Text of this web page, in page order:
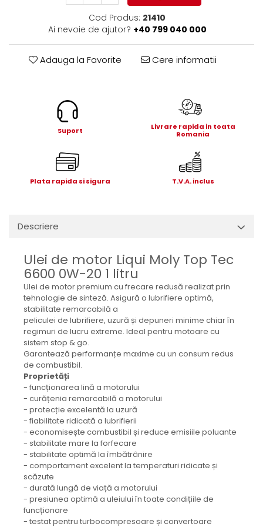
hidraulice
Bolturi, role si bucse
Hidraulica
Mecanica
Electropompa si motoare
electrice
Burdufuri si cilindri hidraulici
Role, bucsi si bolturi
BEHRENS
Bolturi - role - bucse
Burdufe si cilindri
Mecanice
Electrice
Hidraulice
Motoare electrice si pompe
SÖRENSEN
Mecanice
Electrice
Hidraulice
Cilindri hidraulici si burdufe
Cod Produs: 21410
Ai nevoie de ajutor? +40 799 040 000
Adauga la Favorite Cere informatii
Suport
Livrare rapida in toata
Romania
Plata rapida si sigura T.V.A. inclus
Descriere
Ulei de motor Liqui Moly Top Tec
6600 0W-20 1 litru
Ulei de motor premium cu frecare redusă realizat prin
tehnologie de sinteză. Asigură o lubrifiere optimă,
stabilitate remarcabilă a
peliculei de lubrifiere, uzură și depuneri minime chiar în
regimuri de lucru extreme. Ideal pentru motoare cu
sistem stop & go.
Garantează performanțe maxime cu un consum redus
de combustibil.
Proprietăți
- funcționarea lină a motorului
- curățenia remarcabilă a motorului
- protecție excelentă la uzură
- fiabilitate ridicată a lubrifierii
- economisește combustibil și reduce emisiile poluante
- stabilitate mare la forfecare
- stabilitate optimă la îmbătrânire
- comportament excelent la temperaturi ridicate și
scăzute
- durată lungă de viață a motorului
- presiunea optimă a uleiului în toate condițiile de
funcționare
- testat pentru turbocompresoare și convertoare